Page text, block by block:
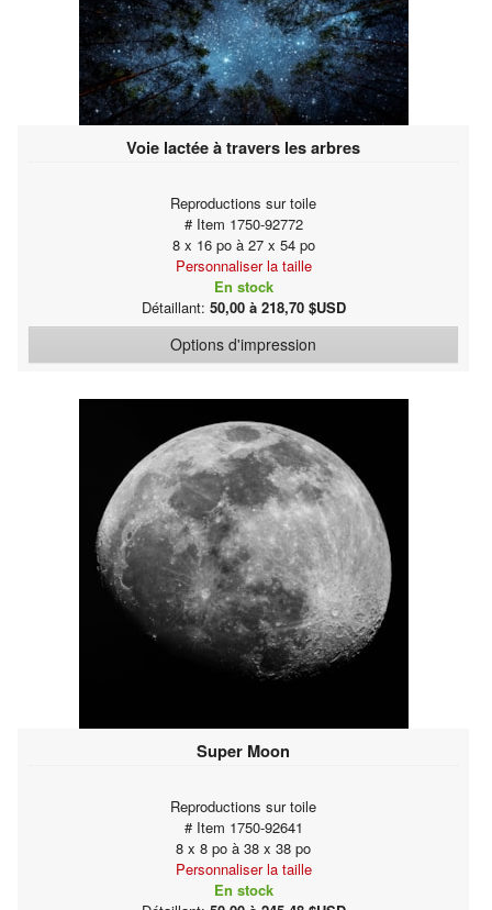
Voie lactée à travers les arbres
Reproductions sur toile
# Item 1750-92772
8 x 16 po à 27 x 54 po
Personnaliser la taille
En stock
Détaillant: 50,00 à 218,70 $USD
Options d'impression
Super Moon
Reproductions sur toile
# Item 1750-92641
8 x 8 po à 38 x 38 po
Personnaliser la taille
En stock